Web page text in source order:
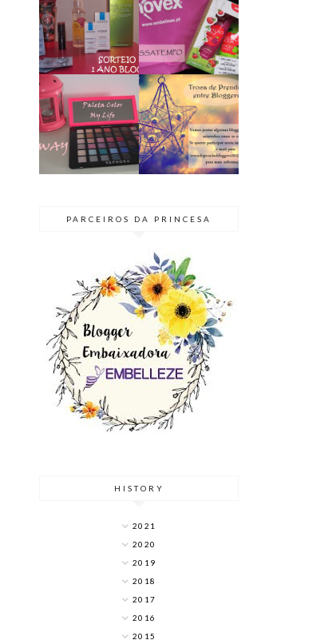
SORTEIO | 1
ANO DE BLOG
♥ TERMINADO
PASSATEMPO
// KIT NOVEX
TENTAÇÃO
ÁCIDA
GIVEAWAY |
PALETA COLOR
MY LIFE
@SEPHORA
BLOGGER
SECRETO 2015
| TROCA DE
PRENDAS
PARCEIROS DA PRINCESA
HISTORY
2021
2020
2019
2018
2017
2016
2015